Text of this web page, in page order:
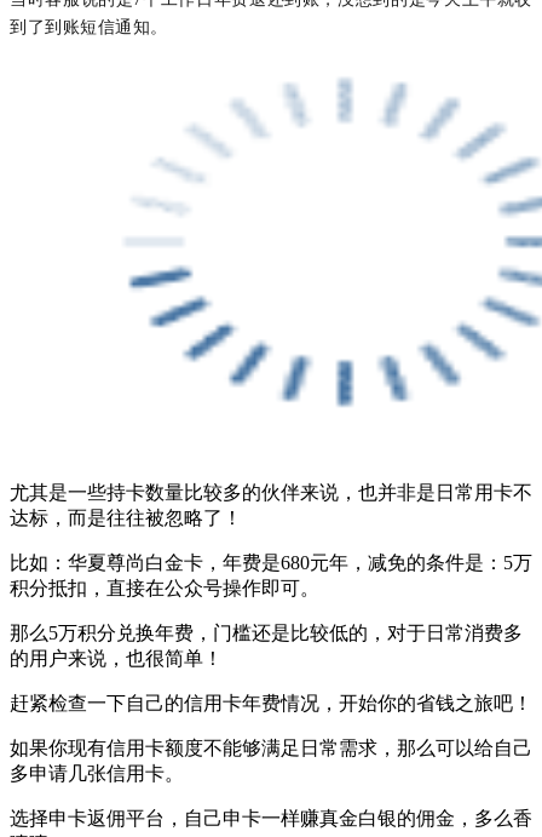
到了到账短信通知。
尤其是一些持卡数量比较多的伙伴来说，也并非是日常用卡不
达标，而是往往被忽略了！
比如：华夏尊尚白金卡，年费是680元年，减免的条件是：5万
积分抵扣，直接在公众号操作即可。
那么5万积分兑换年费，门槛还是比较低的，对于日常消费多
的用户来说，也很简单！
赶紧检查一下自己的信用卡年费情况，开始你的省钱之旅吧！
如果你现有信用卡额度不能够满足日常需求，那么可以给自己
多申请几张信用卡。
选择申卡返佣平台，自己申卡一样赚真金白银的佣金，多么香